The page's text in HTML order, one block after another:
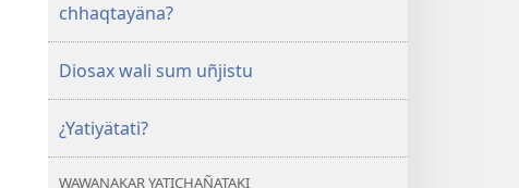
chhaqtayäna?
Diosax wali sum uñjistu
¿Yatiyätati?
WAWANAKAR YATICHAÑATAKI